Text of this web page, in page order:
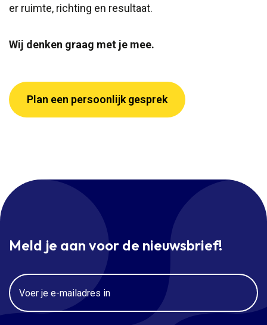
er ruimte, richting en resultaat.
Wij denken graag met je mee.
Plan een persoonlijk gesprek
Meld je aan voor de nieuwsbrief!
Email